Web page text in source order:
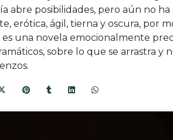
abre posibilidades, pero aún no ha
erótica, ágil, tierna y oscura, por
es una novela emocionalmente
sobre lo que se arrastra y